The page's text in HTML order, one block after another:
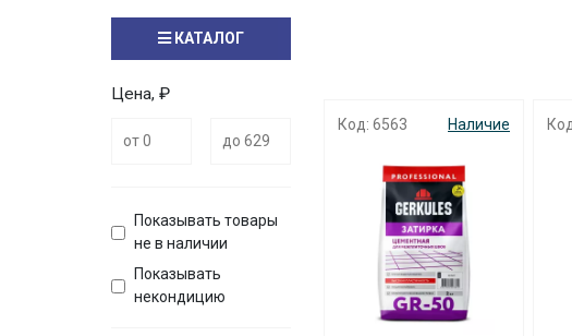
КАТАЛОГ
Цена, ₽
Показывать товары
не в наличии
Показывать
некондицию
Код: 6563 Наличие